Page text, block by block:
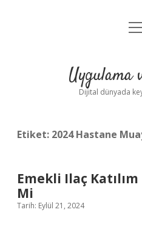
Yasal
Uygulama
Dijital dünyada
Etiket: 2024 Hastane
Emekli Ilaç
Mi
Tarih: Eylül 21, 2024